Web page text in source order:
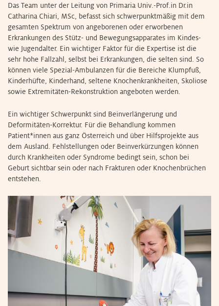
Das Team unter der Leitung von Primaria Univ.-Prof.in Dr.in
Catharina Chiari, MSc, befasst sich schwerpunktmäßig mit dem
gesamten Spektrum von angeborenen oder erworbenen
Erkrankungen des Stütz- und Bewegungsapparates im Kindes-
wie Jugendalter. Ein wichtiger Faktor für die Expertise ist die
sehr hohe Fallzahl, selbst bei Erkrankungen, die selten sind. So
können viele Spezial-Ambulanzen für die Bereiche Klumpfuß,
Kinderhüfte, Kinderhand, seltene Knochenkrankheiten, Skoliose
sowie Extremitäten-Rekonstruktion angeboten werden.
Ein wichtiger Schwerpunkt sind Beinverlängerung und
Deformitäten-Korrektur. Für die Behandlung kommen
Patient*innen aus ganz Österreich und über Hilfsprojekte aus
dem Ausland. Fehlstellungen oder Beinverkürzungen können
durch Krankheiten oder Syndrome bedingt sein, schon bei
Geburt sichtbar sein oder nach Frakturen oder Knochenbrüchen
entstehen.